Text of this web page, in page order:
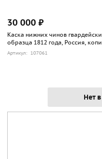
30 000 ₽
Каска нижних чинов
образца 1812 года, Россия,
Артикул: 107061
Нет